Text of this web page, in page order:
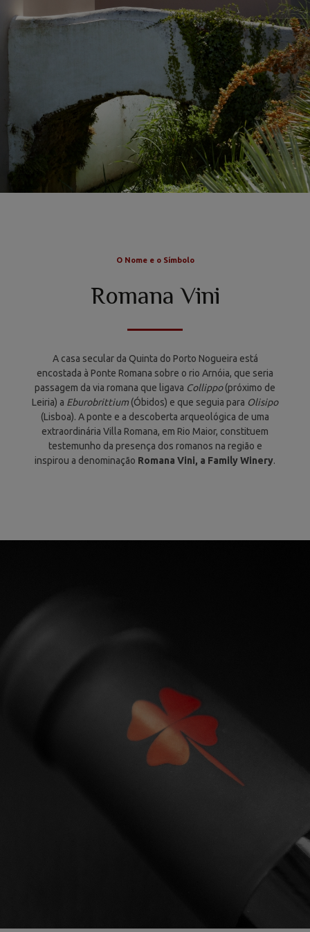
O Nome e o Símbolo
Romana Vini
A casa secular da Quinta do Porto Nogueira está
encostada à Ponte Romana sobre o rio Arnóia, que seria
passagem da via romana que ligava Collippo(próximo de
Leiria) a Eburobrittium (Óbidos) e que seguia para Olisipo
(Lisboa). A ponte e a descoberta arqueológica de uma
extraordinária Villa Romana, em Rio Maior, constituem
testemunho da presença dos romanos na região e
inspirou a denominação Romana Vini, a Family Winery.